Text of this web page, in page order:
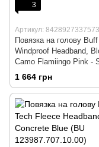
3
Артикул: 8428927337573
Повязка на голову Buff
Windproof Headband,
Camo Flamiingo Pink -
118140.560.20.00)
1 664 грн